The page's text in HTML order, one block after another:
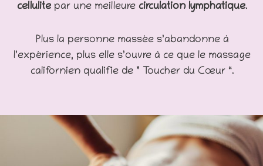
cellulitepar une meilleure circulation lymphatique.
Plus la personne massée s’abandonne à
l’expérience, plus elle s’ouvre à ce que le massage
californien qualifie de ” Toucher du Cœur “.